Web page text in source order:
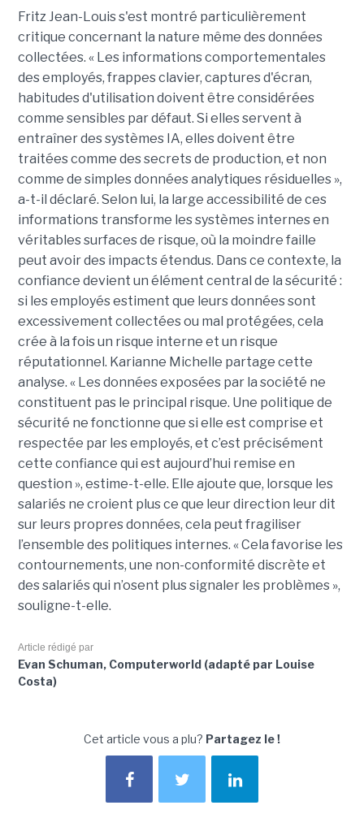
Fritz Jean-Louis s'est montré particulièrement
critique concernant la nature même des données
collectées. « Les informations comportementales
des employés, frappes clavier, captures d'écran,
habitudes d'utilisation doivent être considérées
comme sensibles par défaut. Si elles servent à
entraîner des systèmes IA, elles doivent être
traitées comme des secrets de production, et non
comme de simples données analytiques résiduelles »,
a-t-il déclaré. Selon lui, la large accessibilité de ces
informations transforme les systèmes internes en
véritables surfaces de risque, où la moindre faille
peut avoir des impacts étendus. Dans ce contexte, la
confiance devient un élément central de la sécurité :
si les employés estiment que leurs données sont
excessivement collectées ou mal protégées, cela
crée à la fois un risque interne et un risque
réputationnel. Karianne Michelle partage cette
analyse. « Les données exposées par la société ne
constituent pas le principal risque. Une politique de
sécurité ne fonctionne que si elle est comprise et
respectée par les employés, et c’est précisément
cette confiance qui est aujourd’hui remise en
question », estime-t-elle. Elle ajoute que, lorsque les
salariés ne croient plus ce que leur direction leur dit
sur leurs propres données, cela peut fragiliser
l’ensemble des politiques internes. « Cela favorise les
contournements, une non-conformité discrète et
des salariés qui n’osent plus signaler les problèmes »,
souligne-t-elle.
Article rédigé par
Evan Schuman, Computerworld (adapté par Louise
Costa)
Cet article vous a plu? Partagez le !